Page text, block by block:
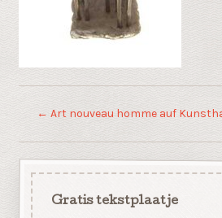
← Art nouveau homme auf
Gratis tekstplaatje